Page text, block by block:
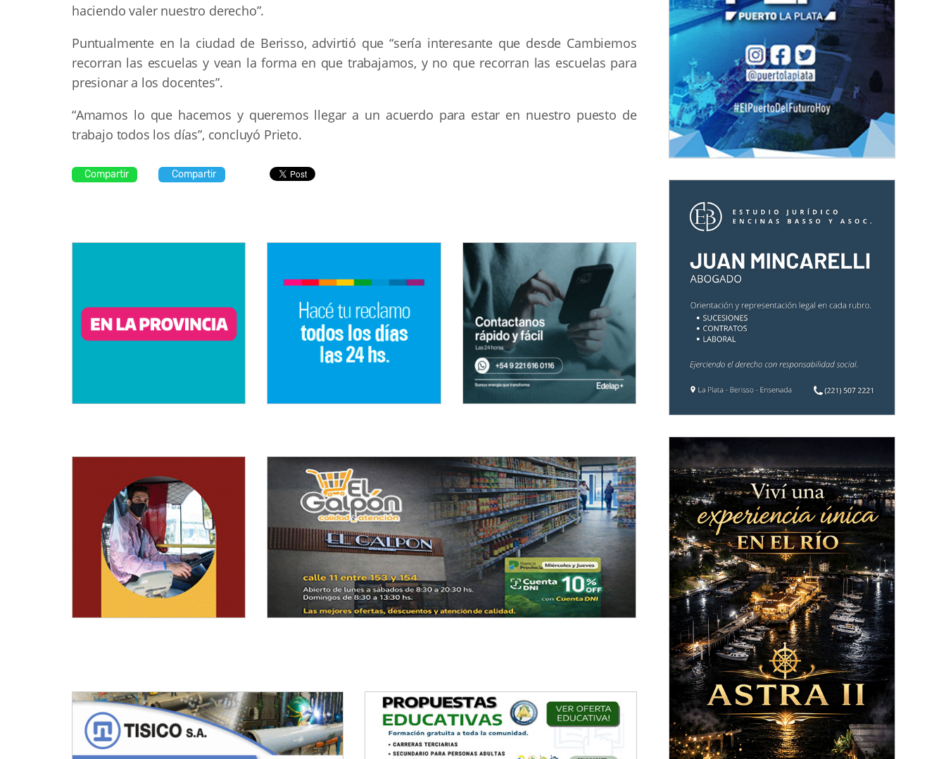
haciendo valer nuestro derecho”.
Puntualmente en la ciudad de Berisso, advirtió que “sería interesante que desde Cambiemos
recorran las escuelas y vean la forma en que trabajamos, y no que recorran las escuelas para
presionar a los docentes”.
“Amamos lo que hacemos y queremos llegar a un acuerdo para estar en nuestro puesto de
trabajo todos los días”, concluyó Prieto.
Compartir Compartir